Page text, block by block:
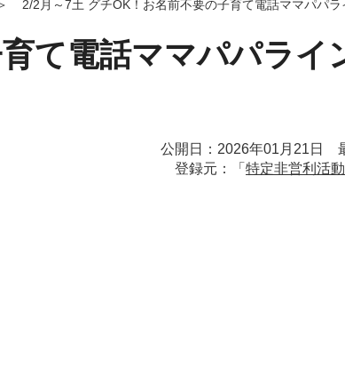
2/2月～7土 グチOK！お名前不要の子育て電話ママパパ
て電話ママパパラ
公開日：2026年01月21日
登録元：「 特定非営利活